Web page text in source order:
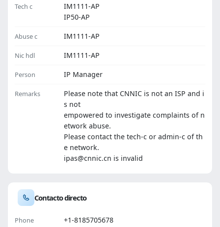
Tech c
IM1111-AP
IP50-AP
Abuse c IM1111-AP
Nic hdl IM1111-AP
Person IP Manager
Remarks
Please note that CNNIC is not an ISP and i
s not
empowered to investigate complaints of n
etwork abuse.
Please contact the tech-c or admin-c of th
e network.
ipas@cnnic.cn is invalid
Contacto directo
Phone +1-8185705678